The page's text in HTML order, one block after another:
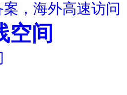
，海外高速访问
空间